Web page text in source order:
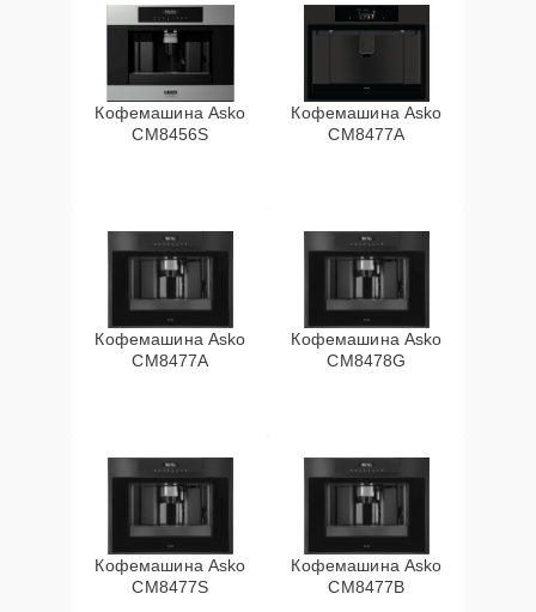
Кофемашина Asko
CM8456S
Кофемашина Asko
CM8477A
Кофемашина Asko
СМ8477А
Кофемашина Asko
CM8478G
Кофемашина Asko
CM8477S
Кофемашина Asko
CM8477B